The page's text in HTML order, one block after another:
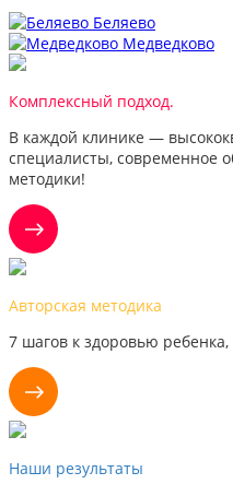
Беляево
Медведково
Комплексный подход.
В каждой клинике —
специалисты, современное
методики!
Авторская методика
7 шагов к здоровью
Наши результаты